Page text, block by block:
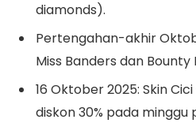
diamonds).
Pertengahan-akhir
Miss Banders dan
16 Oktober 2025: Skin
diskon 30% pada minggu